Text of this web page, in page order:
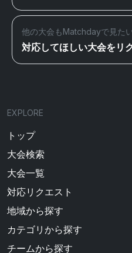
他の大会もMatchdayで見た
対応してほしい大会をリ
EXPLORE
トップ
大会検索
大会一覧
対応リクエスト
地域から探す
カテゴリから探す
チームから探す